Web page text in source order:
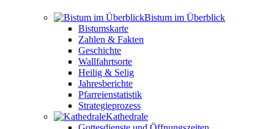
Bistum im Überblick
Bistumskarte
Zahlen & Fakten
Geschichte
Wallfahrtsorte
Heilig & Selig
Jahresberichte
Pfarreienstatistik
Strategieprozess
Kathedrale